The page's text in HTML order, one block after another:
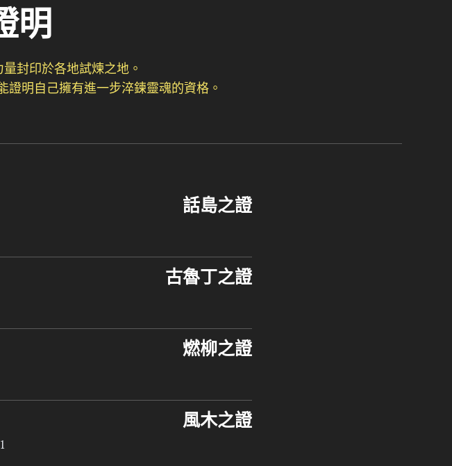
明
封印於各地試煉之地。
明自己擁有進一步淬鍊靈魂的資格。
話島之證
古魯丁之證
燃柳之證
風木之證